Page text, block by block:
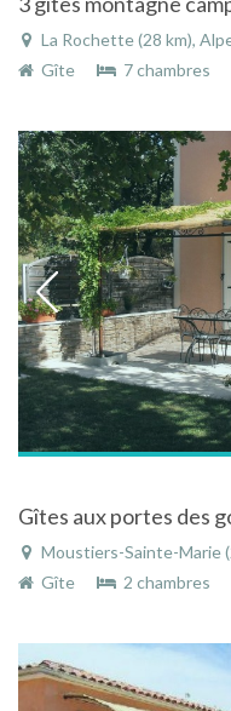
La Rochette (28 km), Alpes-de-
Gîte
7 chambres
Moustiers-Sainte-Marie (28 km),
Gîte
2 chambres